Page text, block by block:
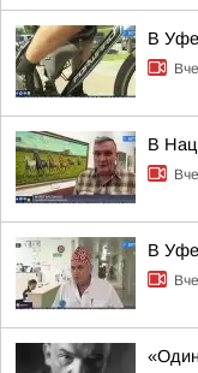
В Уфе
В
В Уфе